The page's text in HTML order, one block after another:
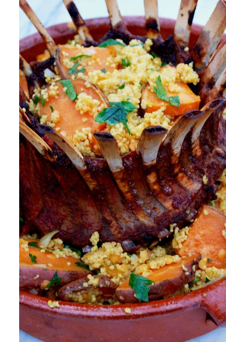
Vintergryta
med stora
vita bönor,
fikon,
blodapelsin
och saffran